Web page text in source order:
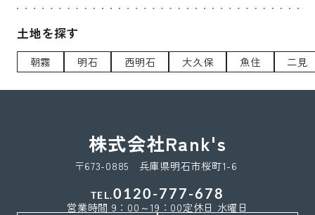
土地を探す
朝霧 明石 西明石 大久保 魚住 二見
株式会社Rank's
〒673-0885 兵庫県明石市桜町1-6
TEL.0120-777-678
営業時間 9：00～19：00定休日 水曜日